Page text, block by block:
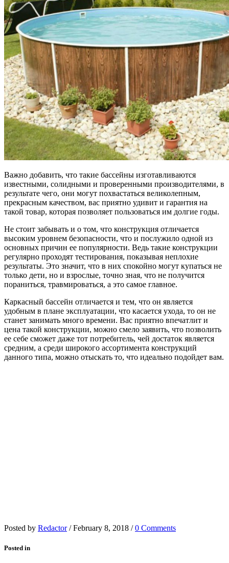
Важно добавить, что такие бассейны изготавливаются
известными, солидными и проверенными производителями, в
результате чего, они могут похвастаться великолепным,
прекрасным качеством, вас приятно удивит и гарантия на
такой товар, которая позволяет пользоваться им долгие годы.
Не стоит забывать и о том, что конструкция отличается
высоким уровнем безопасности, что и послужило одной из
основных причин ее популярности. Ведь такие конструкции
регулярно проходят тестирования, показывая неплохие
результаты. Это значит, что в них спокойно могут купаться не
только дети, но и взрослые, точно зная, что не получится
пораниться, травмироваться, а это самое главное.
Каркасный бассейн отличается и тем, что он является
удобным в плане эксплуатации, что касается ухода, то он не
станет занимать много времени. Вас приятно впечатлит и
цена такой конструкции, можно смело заявить, что позволить
ее себе сможет даже тот потребитель, чей достаток является
средним, а среди широкого ассортимента конструкций
данного типа, можно отыскать то, что идеально подойдет вам.
Posted by Redactor / February 8, 2018 / 0 Comments
Posted in